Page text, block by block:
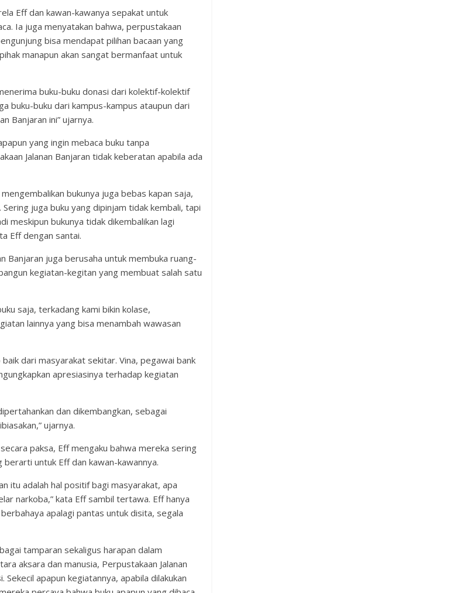
Eff dan kawan-kawanya sepakat untuk
Ia juga menyatakan bahwa, perpustakaan
bisa mendapat pilihan bacaan yang
manapun akan sangat bermanfaat untuk
buku-buku donasi dari kolektif-kolektif
buku-buku dari kampus-kampus ataupun dari
Banjaran ini” ujarnya.
yang ingin mebaca buku tanpa
Jalanan Banjaran tidak keberatan apabila ada
bukunya juga bebas kapan saja,
juga buku yang dipinjam tidak kembali, tapi
meskipun bukunya tidak dikembalikan lagi
Eff dengan santai.
Banjaran juga berusaha untuk membuka ruang-
kegiatan-kegitan yang membuat salah satu
saja, terkadang kami bikin kolase,
lainnya yang bisa menambah wawasan
dari masyarakat sekitar. Vina, pegawai bank
apresiasinya terhadap kegiatan
dan dikembangkan, sebagai
ujarnya.
paksa, Eff mengaku bahwa mereka sering
untuk Eff dan kawan-kawannya.
itu adalah hal positif bagi masyarakat, apa
narkoba,” kata Eff sambil tertawa. Eff hanya
apalagi pantas untuk disita, segala
tamparan sekaligus harapan dalam
aksara dan manusia, Perpustakaan Jalanan
apapun kegiatannya, apabila dilakukan